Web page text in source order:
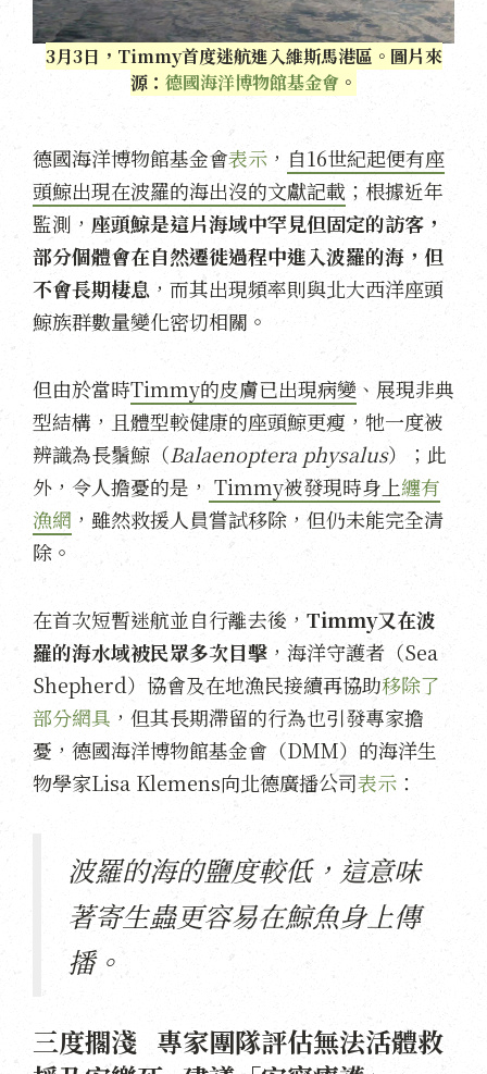
3月3日，Timmy首度迷航進入維斯馬港區。圖片來
源： 德國海洋博物館基金會 。
德國海洋博物館基金會表示 ， 自16世紀起便有座
頭鯨出現在波羅的海出沒的文獻記載 ；根據近年
監測， 座頭鯨是這片海域中罕見但固定的訪客，
部分個體會在自然遷徙過程中進入波羅的海，但
不會長期棲息 ，而其出現頻率則與北大西洋座頭
鯨族群數量變化密切相關。
但由於當時Timmy的皮膚已出現病變 、展現非典
型結構，且體型較健康的座頭鯨更瘦，牠一度被
辨識為長鬚鯨（Balaenoptera physalus）；此
外，令人擔憂的是， Timmy被發現時身上纏有
漁網 ，雖然救援人員嘗試移除，但仍未能完全清
除。
在首次短暫迷航並自行離去後， Timmy又在波
羅的海水域被民眾多次目擊 ，海洋守護者（Sea
Shepherd）協會及在地漁民接續再協助移除了
部分網具 ，但其長期滯留的行為也引發專家擔
憂，德國海洋博物館基金會（DMM）的海洋生
物學家Lisa Klemens向北德廣播公司表示 ：
波羅的海的鹽度較低，這意味
著寄生蟲更容易在鯨魚身上傳
播。
三度擱淺 專家團隊評估無法活體救